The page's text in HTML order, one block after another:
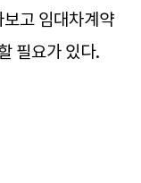
고 임대차계약
필요가 있다.